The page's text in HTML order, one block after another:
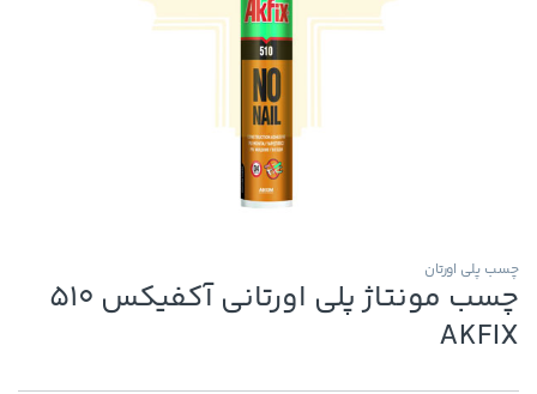
چسب پلی اورتان
چسب مونتاژ پلی اورتانی آکفیکس 510
AKFIX